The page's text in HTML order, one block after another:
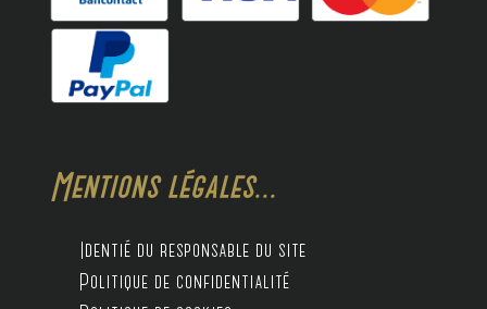
Mentions légales...
Identié du responsable du site
Politique de confidentialité